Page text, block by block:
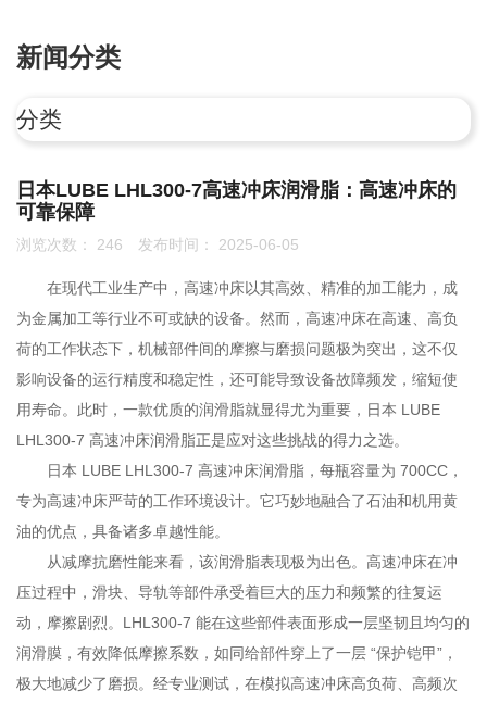
新闻分类
分类
联系我们
0755-86192801
18207556558
q1508@126.COM
深圳市南山区前海路振业国际商务中心21楼2102
日本LUBE LHL300-7高速冲床润滑脂：高速冲床的
可靠保障
浏览次数： 246 发布时间： 2025-06-05
在现代工业生产中，高速冲床以其高效、精准的加工能力，成
为金属加工等行业不可或缺的设备。然而，高速冲床在高速、高负
荷的工作状态下，机械部件间的摩擦与磨损问题极为突出，这不仅
影响设备的运行精度和稳定性，还可能导致设备故障频发，缩短使
用寿命。此时，一款优质的润滑脂就显得尤为重要，日本 LUBE
LHL300-7 高速冲床润滑脂正是应对这些挑战的得力之选。
日本 LUBE LHL300-7 高速冲床润滑脂，每瓶容量为 700CC，
专为高速冲床严苛的工作环境设计。它巧妙地融合了石油和机用黄
油的优点，具备诸多卓越性能。
从减摩抗磨性能来看，该润滑脂表现极为出色。高速冲床在冲
压过程中，滑块、导轨等部件承受着巨大的压力和频繁的往复运
动，摩擦剧烈。LHL300-7 能在这些部件表面形成一层坚韧且均匀的
润滑膜，有效降低摩擦系数，如同给部件穿上了一层 “保护铠甲”，
极大地减少了磨损。经专业测试，在模拟高速冲床高负荷、高频次